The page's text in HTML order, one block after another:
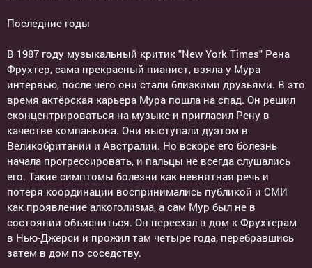
Последние годы
В 1987 году музыкальный критик "New York Times" Рена
Фрухтер, сама прекрасный пианист, взяла у Мура
интервью, после чего они стали близкими друзьями. В это
время актёрская карьера Мура пошла на спад. Он решил
сконцентрироваться на музыке и пригласил Рену в
качестве компаньона. Они выступали дуэтом в
Великобритании и Австралии. Но вскоре его болезнь
начала прогрессировать, и пальцы не всегда слушались
его. Такие симптомы болезни как невнятная речь и
потеря координации воспринимались публикой и СМИ
как проявление алкоголизма, а сам Мур был не в
состоянии объясниться. Он переехал в дом к Фрухтерам
в Нью-Джерси и прожил там четыре года, перебравшись
затем в дом по соседству.